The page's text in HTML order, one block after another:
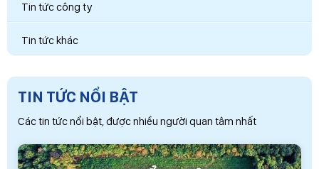
Tin tức công ty
Tin tức khác
TIN TỨC NỔI BẬT
Các tin tức nổi bật, được nhiều người quan tâm nhất